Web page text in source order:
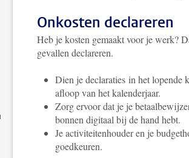
Onkosten declareren
Heb je kosten gemaakt voor je werk?
gevallen declareren.
Dien je declaraties in het lopende
afloop van het kalenderjaar.
Zorg ervoor dat je je
bonnen digitaal bij de hand hebt.
Je activiteitenhouder en je
goedkeuren.